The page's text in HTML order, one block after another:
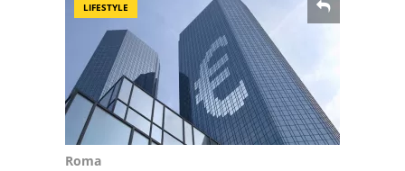
LIFESTYLE
Roma